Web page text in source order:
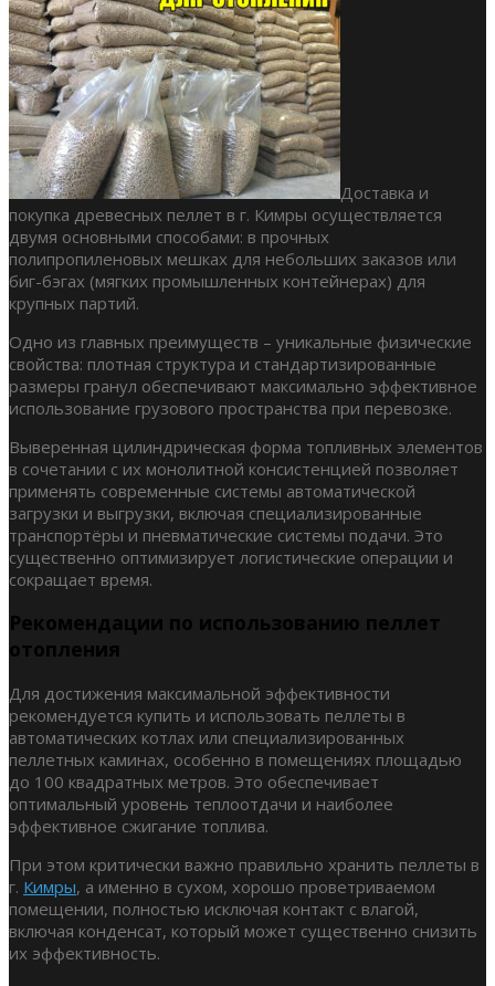
Доставка и
покупка древесных пеллет в г. Кимры осуществляется
двумя основными способами: в прочных
полипропиленовых мешках для небольших заказов или
биг-бэгах (мягких промышленных контейнерах) для
крупных партий.
Одно из главных преимуществ – уникальные физические
свойства: плотная структура и стандартизированные
размеры гранул обеспечивают максимально эффективное
использование грузового пространства при перевозке.
Выверенная цилиндрическая форма топливных элементов
в сочетании с их монолитной консистенцией позволяет
применять современные системы автоматической
загрузки и выгрузки, включая специализированные
транспортёры и пневматические системы подачи. Это
существенно оптимизирует логистические операции и
сокращает время.
Рекомендации по использованию пеллет
отопления
Для достижения максимальной эффективности
рекомендуется купить и использовать пеллеты в
автоматических котлах или специализированных
пеллетных каминах, особенно в помещениях площадью
до 100 квадратных метров. Это обеспечивает
оптимальный уровень теплоотдачи и наиболее
эффективное сжигание топлива.
При этом критически важно правильно хранить пеллеты в
г. Кимры, а именно в сухом, хорошо проветриваемом
помещении, полностью исключая контакт с влагой,
включая конденсат, который может существенно снизить
их эффективность.